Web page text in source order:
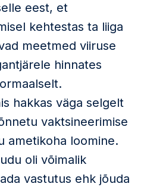
eest, et
kehtestas ta liiga
meetmed viiruse
hinnates
hakkas väga selgelt
vaktsineerimise
ametikoha loomine.
oli võimalik
vastutus ehk jõuda